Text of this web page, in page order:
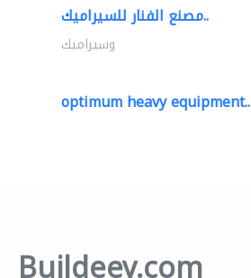
مصنع الفنار للسيراميك..
وسيراميك
optimum heavy equipment..